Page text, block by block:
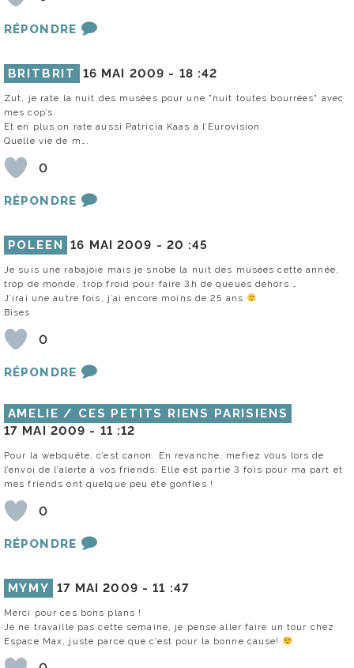
RÉPONDRE
BRITBRIT 16 MAI 2009 - 18 :42
Zut, je rate la nuit des musées pour une "nuit toutes bourrées" avec
mes cop’s.
Et en plus on rate aussi Patricia Kaas à l’Eurovision.
Quelle vie de m….
0
RÉPONDRE
POLEEN 16 MAI 2009 - 20 :45
Je suis une rabajoie mais je snobe la nuit des musées cette année,
trop de monde, trop froid pour faire 3h de queues dehors …
J’irai une autre fois, j’ai encore moins de 25 ans
Bises
0
RÉPONDRE
AMELIE / CES PETITS RIENS PARISIENS
17 MAI 2009 - 11 :12
Pour la webquête, c’est canon. En revanche, mefiez vous lors de
l’envoi de l’alerte à vos friends. Elle est partie 3 fois pour ma part et
mes friends ont quelque peu été gonflés !
0
RÉPONDRE
MYMY 17 MAI 2009 -11 :47
Merci pour ces bons plans !
Je ne travaille pas cette semaine, je pense aller faire un tour chez
Espace Max, juste parce que c’est pour la bonne cause!